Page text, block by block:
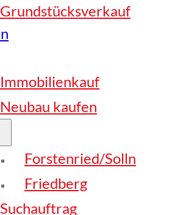
Grundstücksverkauf
Immobilienkauf
Neubau kaufen
Forstenried/Solln
Friedberg
Suchauftrag